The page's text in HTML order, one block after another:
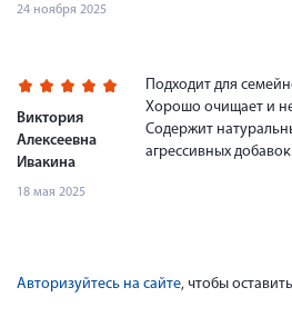
24 ноября 2025
Виктория
Алексеевна
Ивакина
18 мая 2025
Подходит для
Хорошо очищает и
Содержит
агрессивных
Авторизуйтесь на сайте, чтобы